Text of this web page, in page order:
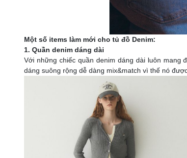
Một số items làm mới cho tủ đồ Denim:
1. Quần denim dáng dài
Với những chiếc quần denim dáng dài luôn mang
dáng suông rộng dễ dàng mix&match vì thế nó